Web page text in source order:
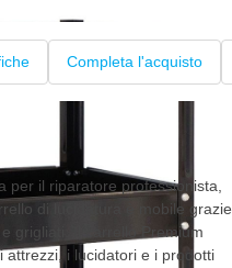
Completa l'acquisto
per il riparatore professionista,
di lucidatura è mobile grazie
grigliati. Il carrello Premium
attrezzi, i lucidatori e i prodotti